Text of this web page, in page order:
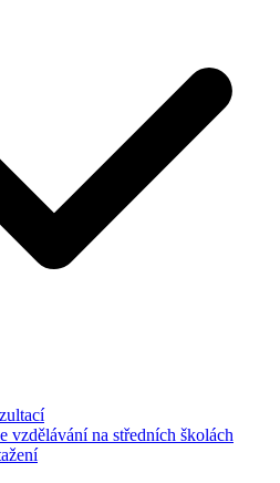
vzdělávání na středních školách